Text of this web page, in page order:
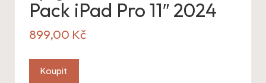
Pack iPad Pro 11″ 2024
899,00 Kč
Koupit